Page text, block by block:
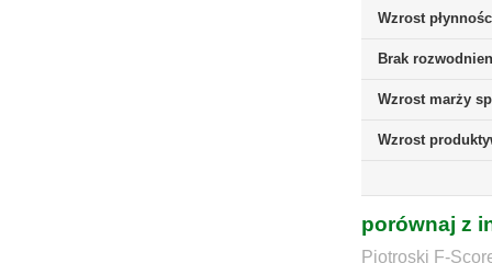
Wzrost
Brak
Wzrost marży
Wzrost
porównaj z
Piotroski F-